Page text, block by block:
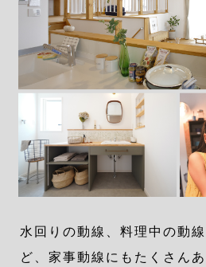
水回りの動線、料理中の動
ど、家事動線にもたくさん